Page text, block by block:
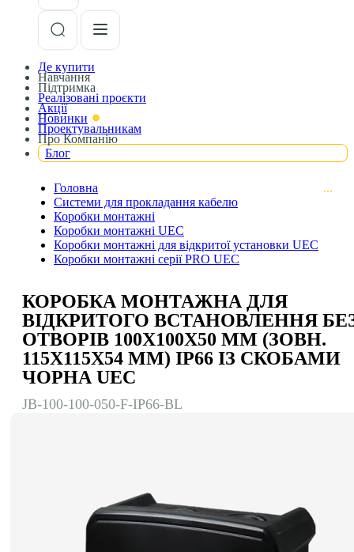
Де купити
Навчання
Підтримка
Реалізовані проєкти
Акції
Новинки
Проектувальникам
Про Компанію
Блог
Головна
Системи для прокладання кабелю
Коробки монтажні
Коробки монтажні UEC
Коробки монтажні для відкритої установки UEC
Коробки монтажні серії PRO UEC
КОРОБКА МОНТАЖНА ДЛЯ
ВІДКРИТОГО ВСТАНОВЛЕННЯ
ОТВОРІВ 100Х100Х50 ММ (ЗОВН.
115Х115Х54 ММ) IP66 ІЗ СКОБАМИ
ЧОРНА UEC
JB-100-100-050-F-IP66-BL